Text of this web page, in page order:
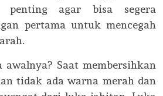
penting agar bisa segera
pertama untuk mencegah
awalnya? Saat membersihkan
tidak ada warna merah dan